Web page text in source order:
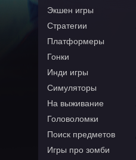
Экшен игры
Стратегии
Платформеры
Гонки
Инди игры
Симуляторы
На выживание
Головоломки
Поиск предметов
Игры про зомби